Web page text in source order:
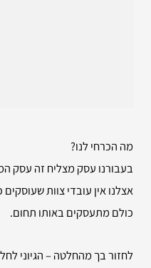
מה הכרחי לנו?
בעבורנו עסק מצליח זה עסק
אצלנו אין עובדי צוות
כולם מתעסקים באותו תחום.
לחזור בך מהחלטה – הגיוני